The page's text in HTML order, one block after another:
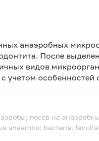
анаэробных
После
видов
учетом особенностей
посев на
anaerobic bacteria,